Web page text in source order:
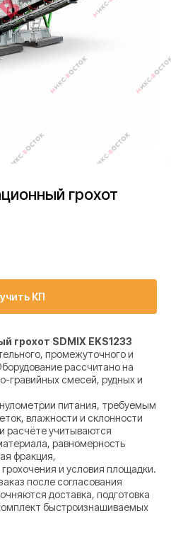
грохот
КП
грохот SDMIX EKS1233
промежуточного и
рассчитано на
гравийных смесей, рудных и
питания, требуемым
влажности и склонности
расчёте учитываются
равномерность
фракция,
и условия площадки.
после согласования
доставка, подготовка
быстроизнашиваемых